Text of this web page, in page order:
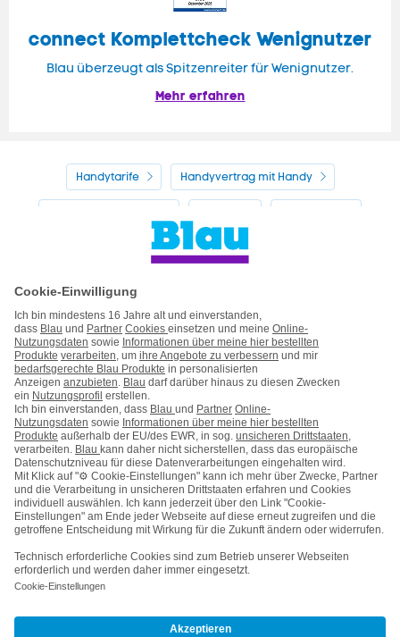
connect Komplettcheck Wenignutzer
Blau überzeugt als Spitzenreiter für Wenignutzer.
Mehr erfahren
Handytarife Handyvertrag mit Handy
Handyvertrag ohne Handy
Kontakt Impressum AGB & Pflichtinformationen
Hinweise ElektroG/BattG Datenschutz
Barrierefreiheit Karriere Cookie-Einstellungen
Kooperations- & Werbepartner Vertrag widerrufen
Vertrag kündigen
Nach oben